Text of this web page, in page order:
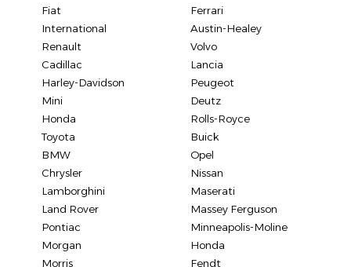
Fiat
Ferrari
International
Austin-Healey
Renault
Volvo
Cadillac
Lancia
Harley-Davidson
Peugeot
Mini
Deutz
Honda
Rolls-Royce
Toyota
Buick
BMW
Opel
Chrysler
Nissan
Lamborghini
Maserati
Land Rover
Massey Ferguson
Pontiac
Minneapolis-Moline
Morgan
Honda
Morris
Fendt